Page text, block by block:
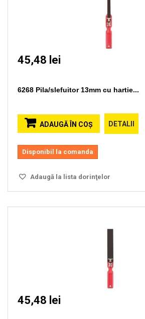
45,48 lei
6268 Pila/slefuitor 13mm cu hartie...
ADAUGĂ ÎN COŞ DETALII
Disponibil la comanda
Adaugă la lista dorinţelor
45,48 lei